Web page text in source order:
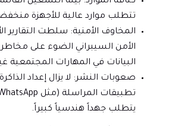
تتطلب موارد عالية للأجهزة
المخاوف الأمنية: سلطت التقارير
الأمن السيبراني الضوء على
البيانات في المهارات المجتمعية
صعوبات النشر: لا يزال إعداد
يتطلب جهداً هندسياً كبيراً.